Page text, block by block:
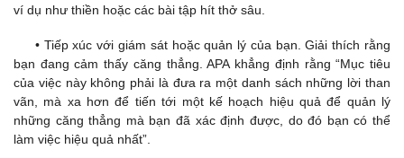
ví dụ như thiền hoặc các bài tập hít thở sâu.
• Tiếp xúc với giám sát hoặc quản lý của bạn. Giải thích rằng
bạn đang cảm thấy căng thẳng. APA khẳng định rằng “Mục tiêu
của việc này không phải là đưa ra một danh sách những lời than
vãn, mà xa hơn để tiến tới một kế hoạch hiệu quả để quản lý
những căng thẳng mà bạn đã xác định được, do đó bạn có thể
làm việc hiệu quả nhất”.